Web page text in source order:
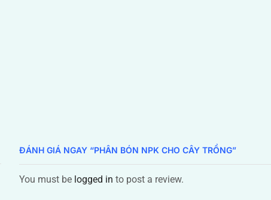
ĐÁNH GIÁ NGAY “PHÂN BÓN NPK CHO CÂY TRỒNG”
You must be logged in to post a review.